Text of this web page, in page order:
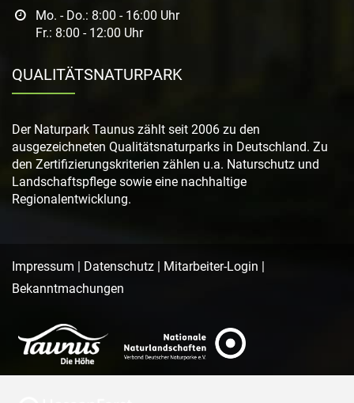
Mo. - Do.: 8:00 - 16:00 Uhr
Fr.: 8:00 - 12:00 Uhr
QUALITÄTSNATURPARK
Der Naturpark Taunus zählt seit 2006 zu den
ausgezeichneten Qualitätsnaturparks in Deutschland. Zu
den Zertifizierungskriterien zählen u.a. Naturschutz und
Landschaftspflege sowie eine nachhaltige
Regionalentwicklung.
Impressum | Datenschutz | Mitarbeiter-Login |
Bekanntmachungen